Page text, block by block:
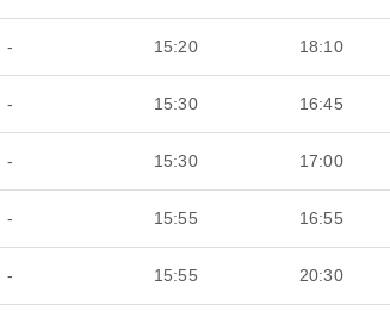
- 15:20 18:10
- 15:30 16:45
- 15:30 17:00
- 15:55 16:55
- 15:55 20:30